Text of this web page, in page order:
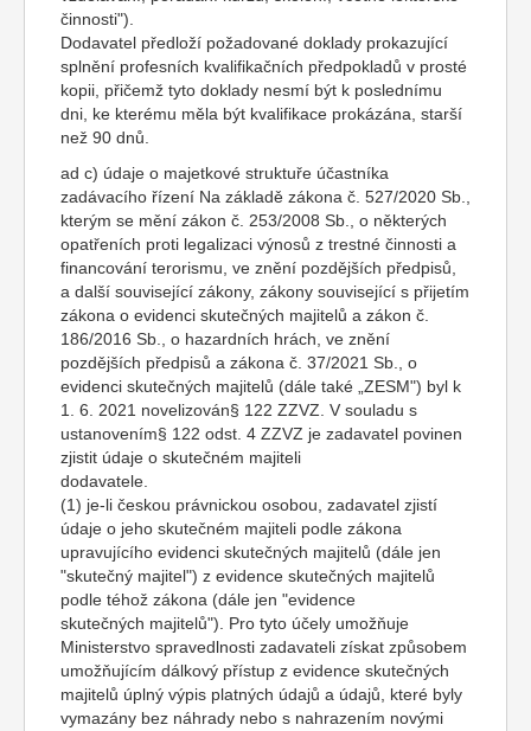
činnosti").
Dodavatel předloží požadované doklady prokazující
splnění profesních kvalifikačních předpokladů v prosté
kopii, přičemž tyto doklady nesmí být k poslednímu
dni, ke kterému měla být kvalifikace prokázána, starší
než 90 dnů.
ad c) údaje o majetkové struktuře účastníka
zadávacího řízení Na základě zákona č. 527/2020 Sb.,
kterým se mění zákon č. 253/2008 Sb., o některých
opatřeních proti legalizaci výnosů z trestné činnosti a
financování terorismu, ve znění pozdějších předpisů,
a další související zákony, zákony související s přijetím
zákona o evidenci skutečných majitelů a zákon č.
186/2016 Sb., o hazardních hrách, ve znění
pozdějších předpisů a zákona č. 37/2021 Sb., o
evidenci skutečných majitelů (dále také „ZESM") byl k
1. 6. 2021 novelizován§ 122 ZZVZ. V souladu s
ustanovením§ 122 odst. 4 ZZVZ je zadavatel povinen
zjistit údaje o skutečném majiteli
dodavatele.
(1) je-li českou právnickou osobou, zadavatel zjistí
údaje o jeho skutečném majiteli podle zákona
upravujícího evidenci skutečných majitelů (dále jen
"skutečný majitel") z evidence skutečných majitelů
podle téhož zákona (dále jen "evidence
skutečných majitelů"). Pro tyto účely umožňuje
Ministerstvo spravedlnosti zadavateli získat způsobem
umožňujícím dálkový přístup z evidence skutečných
majitelů úplný výpis platných údajů a údajů, které byly
vymazány bez náhrady nebo s nahrazením novými